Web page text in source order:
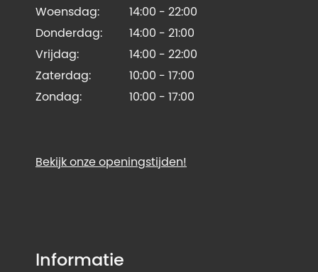
Woensdag:
14:00 - 22:00
Donderdag:
14:00 - 21:00
Vrijdag:
14:00 - 22:00
Zaterdag:
10:00 - 17:00
Zondag:
10:00 - 17:00
Bekijk onze openingstijden!
Informatie